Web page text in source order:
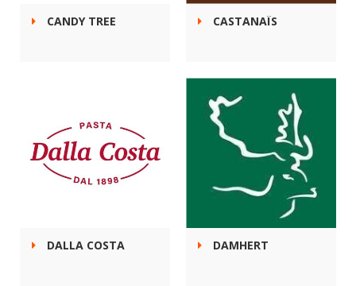
CANDY TREE CASTANAÏS
DALLA COSTA DAMHERT